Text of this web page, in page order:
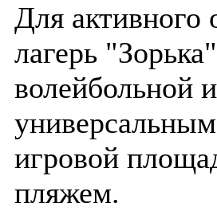
Для активного
лагерь
волейбольной
игровой
пляжем.